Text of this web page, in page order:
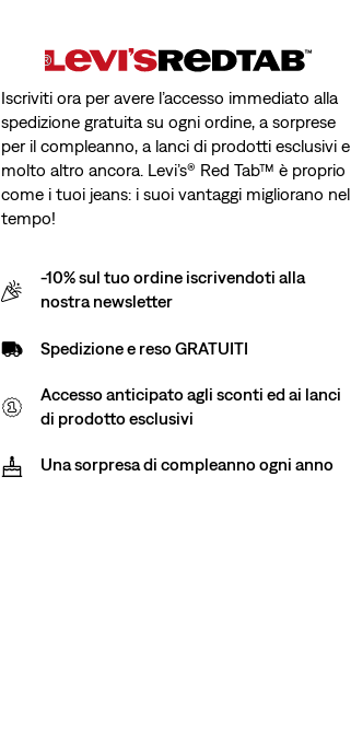
Iscriviti ora per avere l’accesso immediato alla
spedizione gratuita su ogni ordine, a sorprese
per il compleanno, a lanci di prodotti esclusivi e
molto altro ancora. Levi’s® Red Tab™ è proprio
come i tuoi jeans: i suoi vantaggi migliorano nel
tempo!
-10% sul tuo ordine iscrivendoti alla
nostra newsletter
Spedizione e reso GRATUITI
Accesso anticipato agli sconti ed ai lanci
di prodotto esclusivi
Una sorpresa di compleanno ogni anno